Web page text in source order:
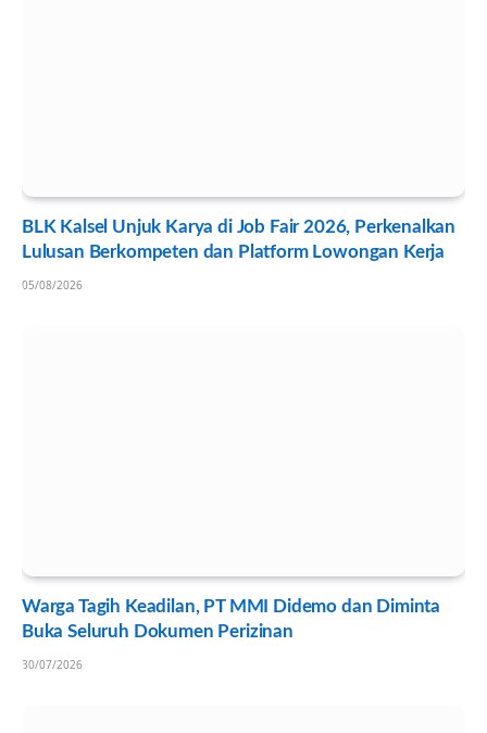
BLK Kalsel Unjuk Karya di Job Fair 2026, Perkenalkan
Lulusan Berkompeten dan Platform Lowongan Kerja
05/08/2026
Warga Tagih Keadilan, PT MMI Didemo dan Diminta
Buka Seluruh Dokumen Perizinan
30/07/2026